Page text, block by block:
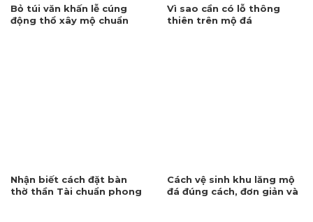
Bỏ túi văn khấn lễ cúng
động thổ xây mộ chuẩn
Vì sao cần có lỗ thông
thiên trên mộ đá
Nhận biết cách đặt bàn
thờ thần Tài chuẩn phong
Cách vệ sinh khu lăng mộ
đá đúng cách, đơn giản và